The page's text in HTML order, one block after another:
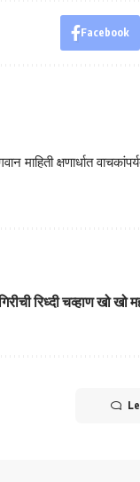
Facebook
क्षणार्धात
रिध्दी चव्हाण खो खो